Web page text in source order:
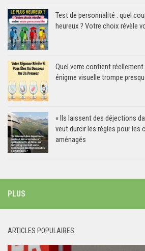
Test de personnalité : quel
heureux ? Votre choix révèle
Quel verre contient réellement
énigme visuelle trompe
« Ils laissent des déjections
veut durcir les règles pour les
aménagés
PLUS
ARTICLES POPULAIRES